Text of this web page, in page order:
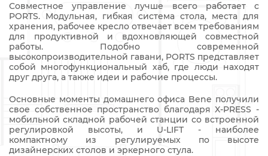
Совместное управление лучше всего работает с
PORTS. Модульная, гибкая система стола, места для
хранения, рабочее кресло отвечает всем требованиям
для продуктивной и вдохновляющей совместной
работы. Подобно современной
высокопроизводительной гавани, PORTS представляет
собой многофункциональный хаб, где люди находят
друг друга, а также идеи и рабочие процессы.
Основные моменты домашнего офиса Bene получили
свое собственное пространство благодаря X-PRESS -
мобильной складной рабочей станции со встроенной
регулировкой высоты, и U-LIFT - наиболее
компактному из регулируемых по высоте
дизайнерских столов и эркерного стула.